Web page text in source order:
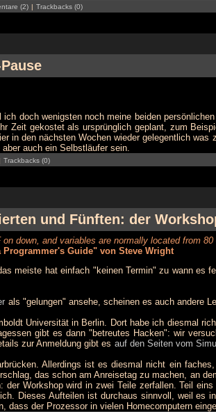
(2) | Trackbacks (0)
doch wenigsten noch meine beiden
Zeit gekostet als ursprünglich geplant, zum
in den nächsten Wochen wieder gelegentlich
auch ein Selbstläufer sein.
Trackbacks (0)
und Fünften: der
down, and variables are normally located from 80
Guide" von Steve Wright
meiste hat einfach "keinen Termin" zu wann
als "gelungen" ansehe, scheinen es auch andere
Universität in Berlin. Dort habe ich diesmal
gibt es dann "betreutes Hacken": wir
zur Anmeldung gibt es auf den Seiten vom
Allerdings ist es diesmal nicht ein
das schon am Anreisetag zu machen, an
der Workshop wird in zwei Teile zerfallen. Teil
Dieses Aufteilen ist durchaus sinnvoll, weil es
der Prozessor in vielen Homecomputern